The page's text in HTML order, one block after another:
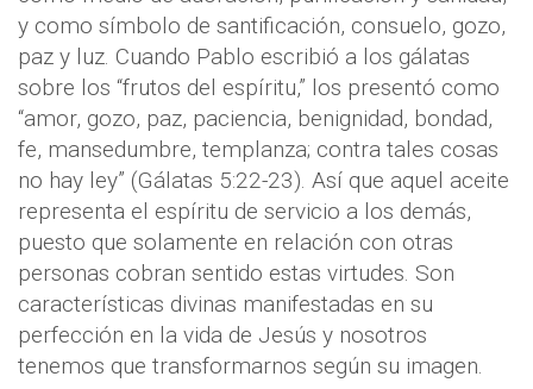
y como símbolo de santificación, consuelo, gozo,
paz y luz. Cuando Pablo escribió a los gálatas
sobre los “frutos del espíritu,” los presentó como
“amor, gozo, paz, paciencia, benignidad, bondad,
fe, mansedumbre, templanza; contra tales cosas
no hay ley” (Gálatas 5:22-23). Así que aquel aceite
representa el espíritu de servicio a los demás,
puesto que solamente en relación con otras
personas cobran sentido estas virtudes. Son
características divinas manifestadas en su
perfección en la vida de Jesús y nosotros
tenemos que transformarnos según su imagen.